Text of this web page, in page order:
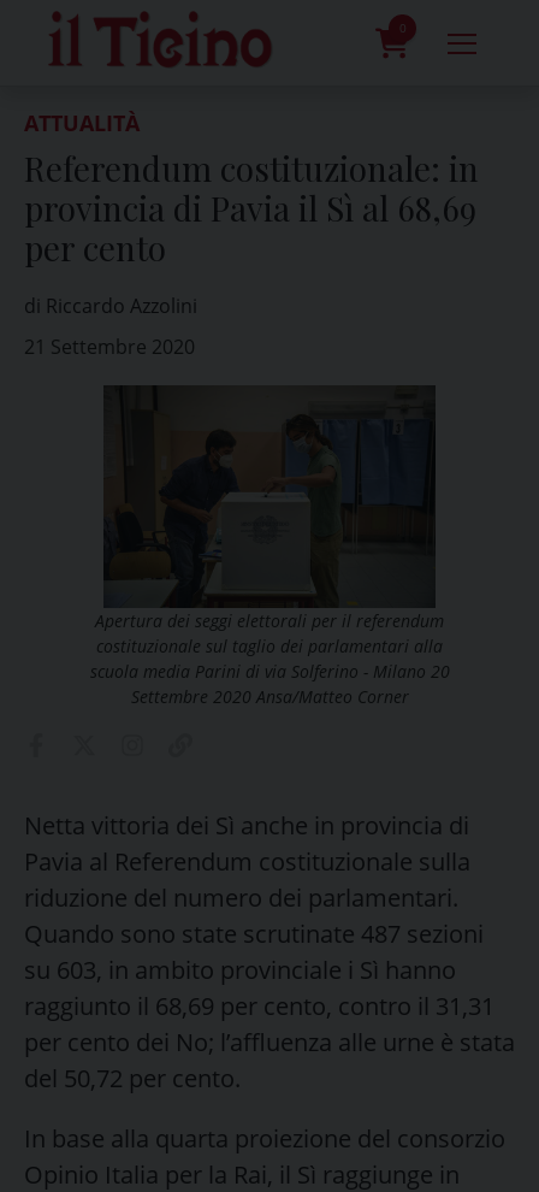
content
0
ATTUALITÀ
Referendum costituzionale: in
provincia di Pavia il Sì al 68,69
per cento
di Riccardo Azzolini
21 Settembre 2020
Apertura dei seggi elettorali per il referendum
costituzionale sul taglio dei parlamentari alla
scuola media Parini di via Solferino - Milano 20
Settembre 2020 Ansa/Matteo Corner
Netta vittoria dei Sì anche in provincia di
Pavia al Referendum costituzionale sulla
riduzione del numero dei parlamentari.
Quando sono state scrutinate 487 sezioni
su 603, in ambito provinciale i Sì hanno
raggiunto il 68,69 per cento, contro il 31,31
per cento dei No; l’affluenza alle urne è stata
del 50,72 per cento.
In base alla quarta proiezione del consorzio
Opinio Italia per la Rai, il Sì raggiunge in